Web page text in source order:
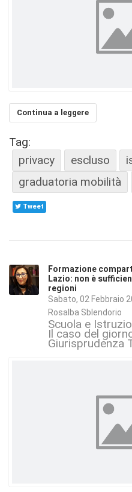
Continua a leggere
Tag:
privacy
escluso
graduatoria mobilità
Tweet
Formazione
Lazio: non è
regioni
Sabato, 02 Febbraio
Rosalba Sblendorio
Scuola e
Il caso del
Giurisprudenza